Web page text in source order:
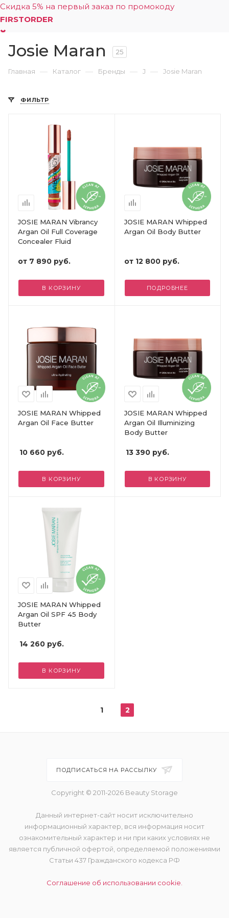
Скидка 5% на первый заказ по промокоду
FIRSTORDER
Josie Maran 25
Главная — Каталог — Бренды — J — Josie Maran
ФИЛЬТР
JOSIE MARAN Vibrancy
Argan Oil Full Coverage
Concealer Fluid
от 7 890 руб.
В КОРЗИНУ
JOSIE MARAN Whipped
Argan Oil Body Butter
от 12 800 руб.
ПОДРОБНЕЕ
JOSIE MARAN Whipped
Argan Oil Face Butter
10 660 руб.
В КОРЗИНУ
JOSIE MARAN Whipped
Argan Oil Illuminizing
Body Butter
13 390руб.
В КОРЗИНУ
JOSIE MARAN Whipped
Argan Oil SPF 45 Body
Butter
14 260 руб.
В КОРЗИНУ
1 2
ПОДПИСАТЬСЯ НА РАССЫЛКУ
Copyright © 2011-2026 Beauty Storage
Данный интернет-сайт носит исключительно
информационный характер, вся информация носит
ознакомительный характер и ни при каких условиях не
является публичной офертой, определяемой положениями
Статьи 437 Гражданского кодекса РФ
Соглашение об использовании cookie.